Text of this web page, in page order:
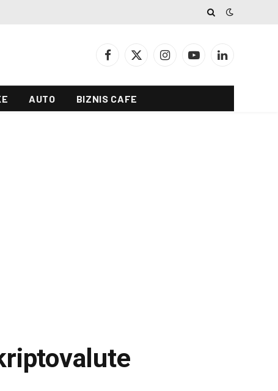
Facebook
X
InstagramYouTubeLinkedIn
AUTO BIZNIS CAFE